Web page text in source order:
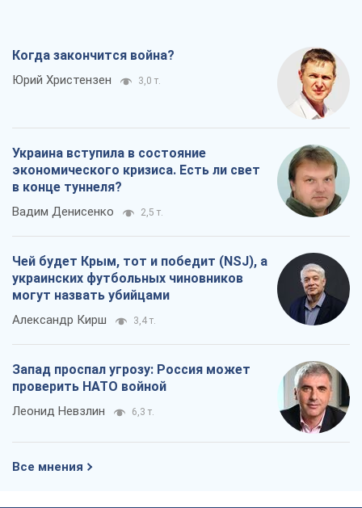
Когда закончится война?
Юрий Христензен 3,0 т.
Украина вступила в состояние
экономического кризиса. Есть ли свет
в конце туннеля?
Вадим Денисенко 2,5 т.
Чей будет Крым, тот и победит (NSJ), а
украинских футбольных чиновников
могут назвать убийцами
Александр Кирш 3,4 т.
Запад проспал угрозу: Россия может
проверить НАТО войной
Леонид Невзлин 6,3 т.
Все мнения